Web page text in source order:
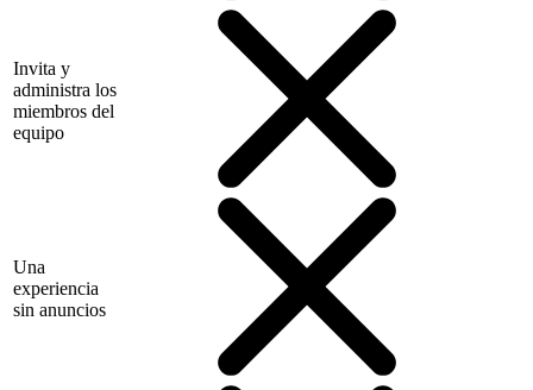
Invita y
administra los
miembros del
equipo
Una
experiencia
sin anuncios